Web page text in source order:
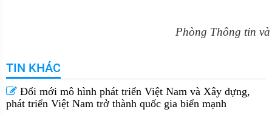
Phòng Thông tin
TIN KHÁC
Đổi mới mô hình phát triển Việt Nam và Xây dựng,
phát triển Việt Nam trở thành quốc gia biển mạnh